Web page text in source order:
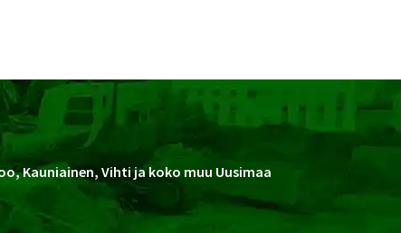
Kauniainen, Vihti ja koko muu Uusimaa